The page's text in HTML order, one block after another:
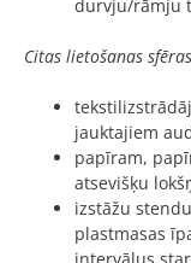
durvju/rāmju
Citas lietošanas
jauktajiem
papīram,
atsevišķu
izstāžu
plastmasas